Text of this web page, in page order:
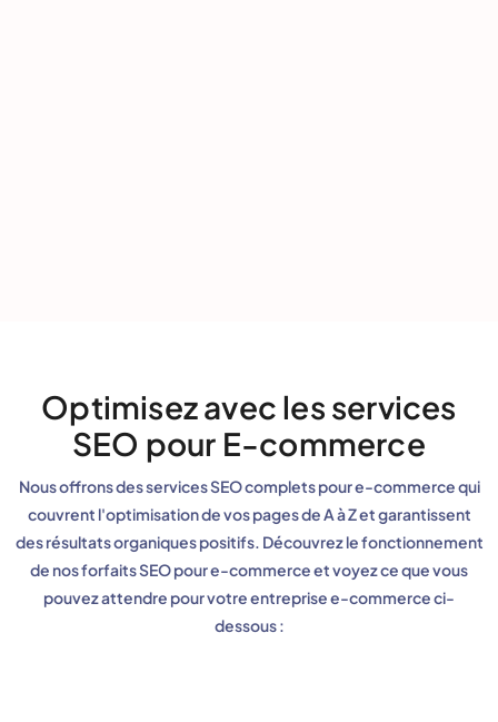
Optimisez avec les services
SEO pour E-commerce
Nous offrons des services SEO complets pour e-commerce qui
couvrent l'optimisation de vos pages de A à Z et garantissent
des résultats organiques positifs. Découvrez le fonctionnement
de nos forfaits SEO pour e-commerce et voyez ce que vous
pouvez attendre pour votre entreprise e-commerce ci-
dessous :